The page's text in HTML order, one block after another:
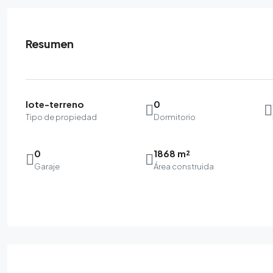
Resumen
lote-terreno
Tipo de propiedad
0
Dormitorio
0
Garaje
1868 m²
Área construida